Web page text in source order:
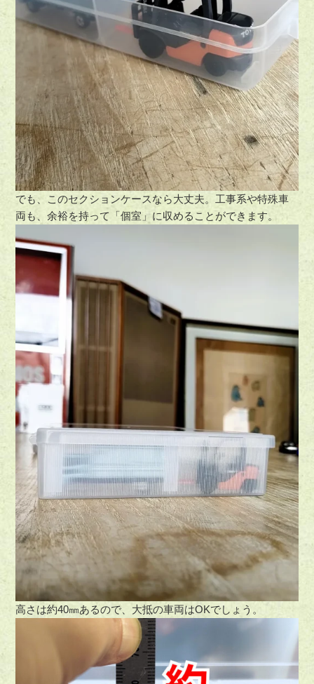
でも、このセクションケースなら大丈夫。工事系や特殊車
両も、余裕を持って「個室」に収めることができます。
高さは約40㎜あるので、大抵の車両はOKでしょう。